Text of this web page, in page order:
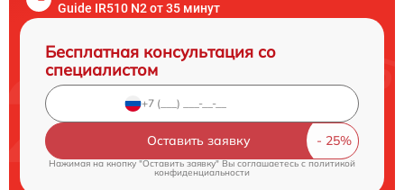
Guide IR510 N2 от 35 минут
Бесплатная консультация со
специалистом
Оставить заявку
Нажимая на кнопку "Оставить заявку" Вы соглашаетесь cполитикой
конфиденциальности